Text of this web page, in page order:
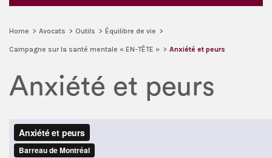
Home > Avocats > Outils > Équilibre de vie >
Campagne sur la santé mentale « EN-TÊTE » > Anxiété et peurs
Anxiété et peurs